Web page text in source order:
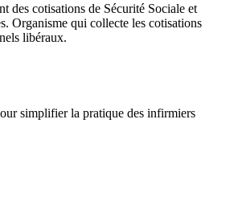
des cotisations de Sécurité Sociale et
Organisme qui collecte les cotisations
libéraux.
simplifier la pratique des infirmiers